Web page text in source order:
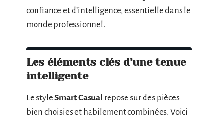
confiance et d’intelligence, essentielle dans le
monde professionnel.
Les éléments clés d’une tenue
intelligente
Le style Smart Casual repose sur des pièces
bien choisies et habilement combinées. Voici